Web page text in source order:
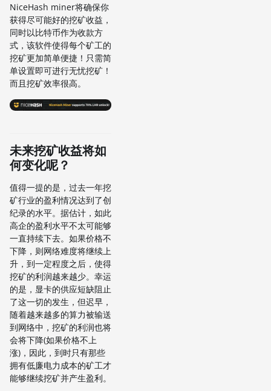
NiceHash miner将确保你
获得尽可能好的挖矿收益，
同时以比特币作为收款方
式，该软件使得每个矿工的
挖矿更加简单便捷！只需简
单设置即可进行无忧挖矿！
而且挖矿效率很高。
未来挖矿收益将如
何变化呢？
值得一提的是，过去一年挖
矿行业的盈利情况达到了创
纪录的水平。据估计，如此
高企的盈利水平不太可能够
一直持续下去。如果价格不
下降，则网络难度将继续上
升，到一定程度之后，使得
挖矿的利润越来越少。幸运
的是，显卡的供应短缺阻止
了这一切的发生，但迟早，
随着越来越多的算力被输送
到网络中，挖矿的利润也将
会将下降(如果价格不上
涨)，因此，到时只有那些
拥有低廉电力成本的矿工才
能够继续挖矿并产生盈利。